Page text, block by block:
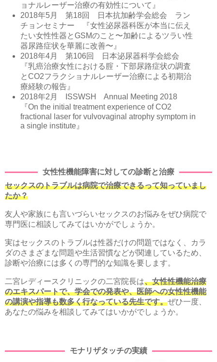
ョナルレーザー治療の有効性について』
2018年5月 第18回 日本抗加齢学会総会 ラン
チョンセミナー 『女性泌尿器科医が本当に伝え
たい女性性器とGSMのこと〜加齢によるツラい性
器尿路症状を華麗に改善〜』
2018年4月 第106回 日本泌尿器科学会総会
『乳癌治療女性における腟・下部尿路症状の調査
とCO2フラクショナルレーザー治療による初期治
療経験の報告』
2018年2月 ISSWSH Annual Meeting 2018
『On the initial treatment experience of CO2
fractional laser for vulvovaginal atrophy symptom in
a single institute』
女性性機能障害に対しての診断と治療
セックスのトラブルは病院で治療できるって知っていまし
たか？
友人や家族にも言いづらいセックスのお悩みをぜひ病院で
専門医に相談してみてはいかがでしょうか。
実はセックスのトラブルは性器だけの問題ではなく、
カラ
ダのさまざまな問題や生活習慣などが関連しているため、
診断や治療には多くの専門的な知識を要します。
二宮レディースクリニックの二宮院長は、女性性機能治療
のエキスパートで、学会での発表や、医師への女性性機能
の講演や指導も数多く行なっている先生です。ぜひ一度、
あなたの悩みを相談してみてはいかがでしょうか。
モナリザタッチの実績